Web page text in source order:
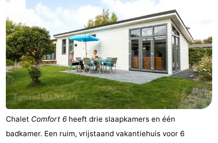
Chalet Comfort 6 heeft drie slaapkamers en één
badkamer. Een ruim, vrijstaand vakantiehuis voor 6